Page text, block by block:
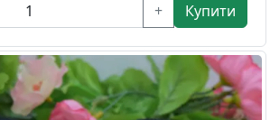
+ Купити